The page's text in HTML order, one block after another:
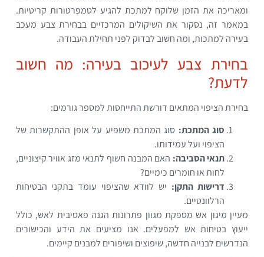
ומאריכה את הזמן שלוקח למתכת להגיע לטמפרטורות קריטיות.
במאמר זה, נסקור את השיקולים המרכזיים בבחירת צבע מעכב
בעירה למתכות, ומה חשוב לבדוק לפני תחילת העבודה.
בחירת צבע לעיכוב בעירה: מה חשוב
לדעת?
בחירת הציפוי המתאים דורשת התייחסות למספר גורמים:
סוג המתכת: סוג המתכת משפיע על אופן ההתקשרות של
הציפוי ועל עמידותו.
תנאי הסביבה: האם המבנה חשוף לתנאי מזג אוויר קיצוניים,
לחות או חומרים כימיים?
דרישות התקן: יש לוודא שהציפוי עומד בתקני הבטיחות
הרלוונטיים.
מעיין מיגון אש מספקת מגוון פתרונות הגנה פאסיבית לאש, כולל
ייעוץ בטיחות אש למפעלים. אנו מציעים את הידע והכישורים
הנדרשים לבנייה חדשה, שיפוצים ושיפורים למבנים קיימים.